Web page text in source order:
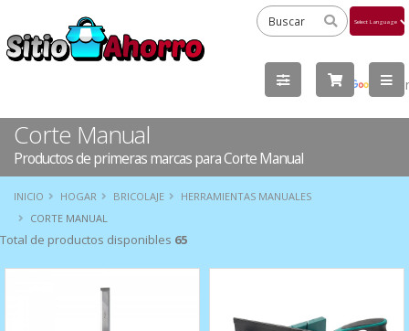
by
Corte Manual
Productos de primeras marcas para Corte Manual
INICIO HOGAR BRICOLAJE
HERRAMIENTAS MANUALES
CORTE MANUAL
Total de productos disponibles 65